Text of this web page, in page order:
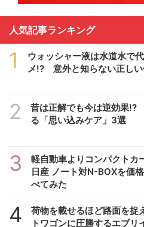
人気記事ランキング
1
ウォッシャー液は水道水で
メ!? 意外と知らない正しい
2
昔は正解でも今は逆効果
る「思い込みケア」3選
3
軽自動車よりコンパクトカ
日産 ノート対N-BOXを価
べてみた
4
荷物を載せるほど路面を捉
トワゴンに圧勝するエブリ